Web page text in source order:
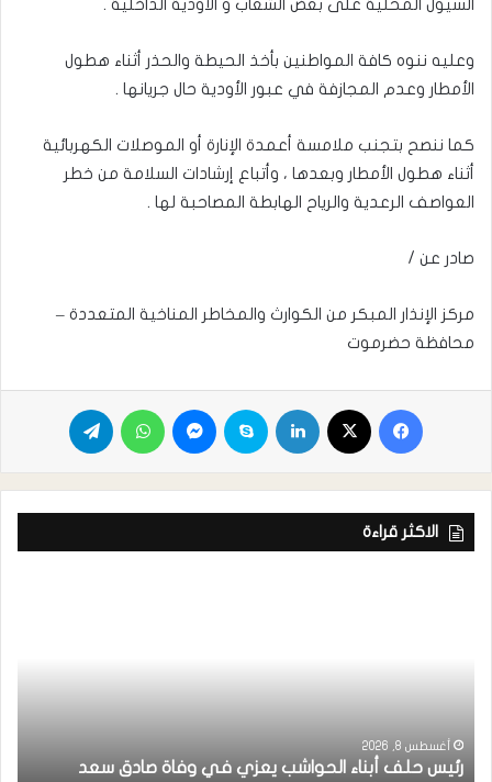
السيول المحلية على بعض الشعاب و الأودية الداخلية .
وعليه ننوه كافة المواطنين بأخذ الحيطة والحذر أثناء هطول
الأمطار وعدم المجازفة في عبور الأودية حال جريانها .
كما ننصح بتجنب ملامسة أعمدة الإنارة أو الموصلات الكهربائية
أثناء هطول الأمطار وبعدها ، وأتباع إرشادات السلامة من خطر
العواصف الرعدية والرياح الهابطة المصاحبة لها .
صادر عن /
مركز الإنذار المبكر من الكوارث والمخاطر المناخية المتعددة –
محافظة حضرموت
الاكثر قراءة
أغسطس 8, 2026
رئيس حلف أبناء الحواشب يعزي في وفاة صادق سعد